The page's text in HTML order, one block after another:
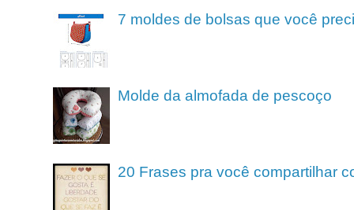
7 moldes de bolsas que você
Molde da almofada de pescoço
20 Frases pra você compartilhar